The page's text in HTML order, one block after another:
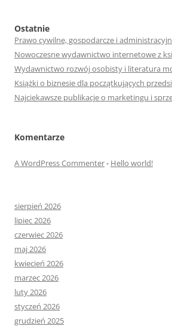
Ostatnie
Prawo cywilne, gospodarcze i
Nowoczesne wydawnictwo internetowe z
Wydawnictwo rozwój osobisty i literatura
Książki o biznesie dla początkujących
Najciekawsze publikacje o marketingu i
Komentarze
A WordPress Commenter- Hello world!
sierpień 2026
lipiec 2026
czerwiec 2026
maj 2026
kwiecień 2026
marzec 2026
luty 2026
styczeń 2026
grudzień 2025